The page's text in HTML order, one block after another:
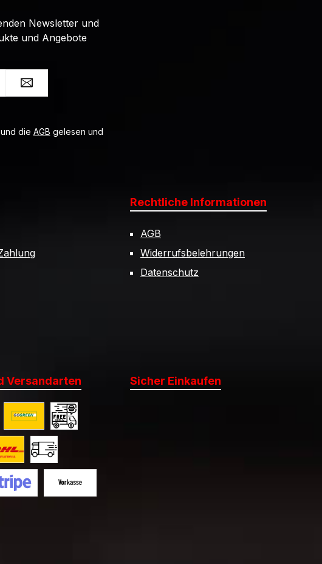
Newsletter und
und Angebote
die AGB gelesen und
Rechtliche Informationen
AGB
Widerrufsbelehrungen
Datenschutz
Versandarten
Kühlpaket DHL Standard (Deutschland)
Kühllieferung Berlin
(Deutschland)
DHL International
Kühlspedition Großkunden
Versand
Sicher Einkaufen